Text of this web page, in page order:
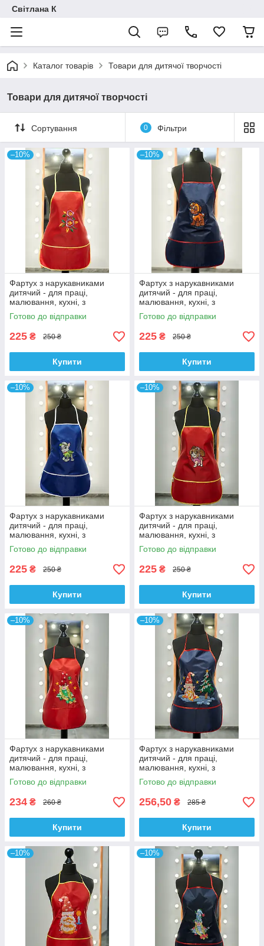
Світлана К
Каталог товарів Товари для дитячої творчості
Товари для дитячої творчості
Сортування 0 Фільтри
–10%
Фартух з нарукавниками
дитячий - для праці,
малювання, кухні, з
вишивкою - Квітка орнамент,
колір - червоний
Готово до відправки
225 ₴ 250 ₴
Купити
–10%
Фартух з нарукавниками
дитячий - для праці,
малювання, кухні, з
вишивкою - Щенячий патруль
- Зума, колір - темно-синій
Готово до відправки
225 ₴ 250 ₴
Купити
–10%
Фартух з нарукавниками
дитячий - для праці,
малювання, кухні, з
вишивкою - Щенячий патруль
- Роккі, колір - волошковий
Готово до відправки
225 ₴ 250 ₴
Купити
–10%
Фартух з нарукавниками
дитячий - для праці,
малювання, кухні, з
вишивкою - Щенячий патруль
- Скай, колір - червоний
Готово до відправки
225 ₴ 250 ₴
Купити
–10%
Фартух з нарукавниками
дитячий - для праці,
малювання, кухні, з
вишивкою - гномик 7, колір -
червоний
Готово до відправки
234 ₴ 260 ₴
Купити
–10%
Фартух з нарукавниками
дитячий - для праці,
малювання, кухні, з
вишивкою - гномик 3, колір -
темно - синій
Готово до відправки
256,50 ₴ 285 ₴
Купити
–10% –10%